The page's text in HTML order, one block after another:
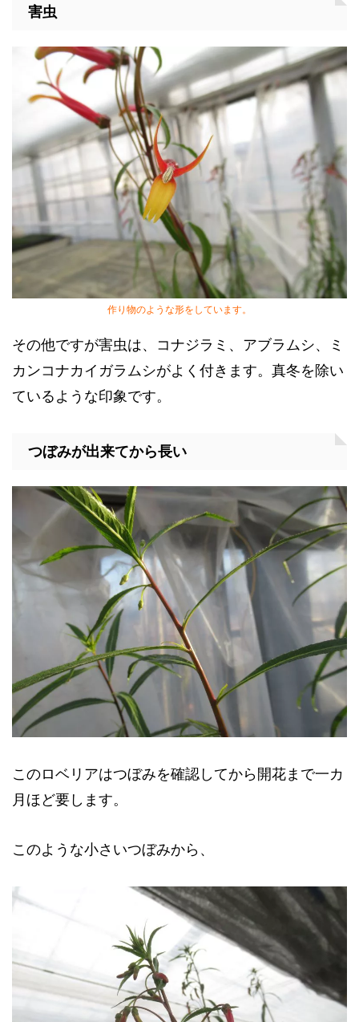
害虫
作り物のような形をしています。
その他ですが害虫は、コナジラミ、アブラムシ、ミ
カンコナカイガラムシがよく付きます。真冬を除い
ているような印象です。
つぼみが出来てから長い
このロベリアはつぼみを確認してから開花まで一カ
月ほど要します。
このような小さいつぼみから、